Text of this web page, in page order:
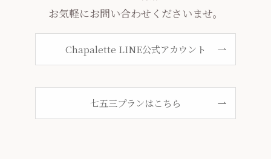
お気軽にお問い合わせくださいませ。
Chapalette LINE公式アカウント
七五三プランはこちら